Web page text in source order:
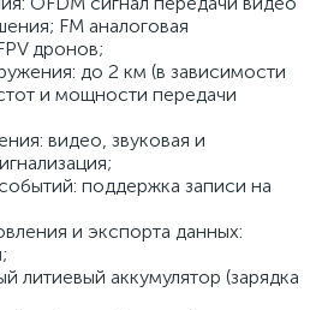
FM аналоговая
дронов;
до 2 км (в зависимости
и мощности передачи
видео, звуковая и
поддержка записи на
и экспорта данных:
литиевый аккумулятор (зарядка